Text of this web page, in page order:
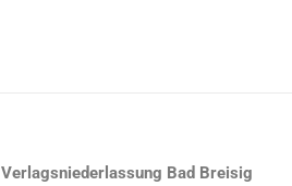
Verlagsniederlassung Bad Breisig